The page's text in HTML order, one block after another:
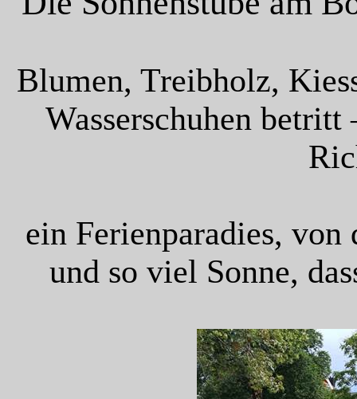
Blumen, Treibholz,
Wasserschuhen
ein Ferienparadies,
und so viel Sonne,